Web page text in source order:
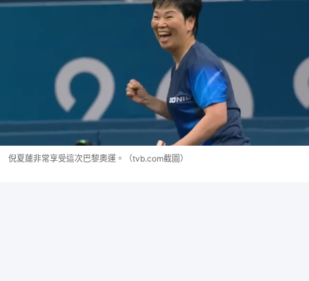
倪夏蓮非常享受這次巴黎奧運。（tvb.com截圖）